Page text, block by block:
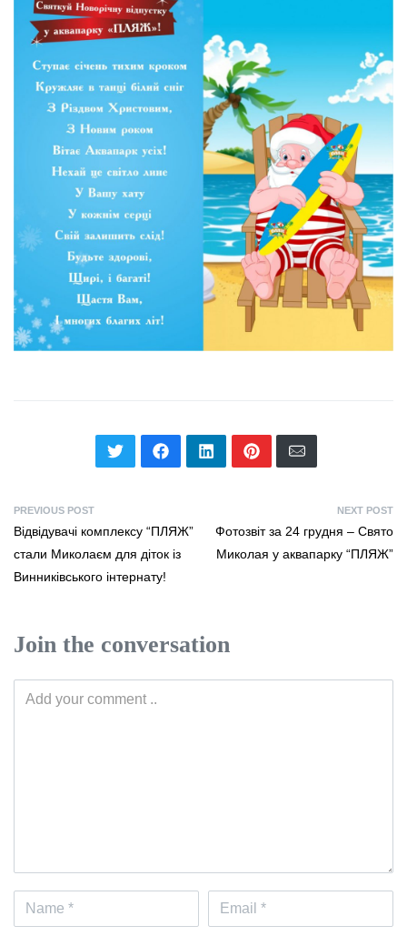
PREVIOUS POST
Відвідувачі комплексу “ПЛЯЖ”
стали Миколаєм для діток із
Винниківського інтернату!
NEXT POST
Фотозвіт за 24 грудня – Свято
Миколая у аквапарку “ПЛЯЖ”
Join the conversation